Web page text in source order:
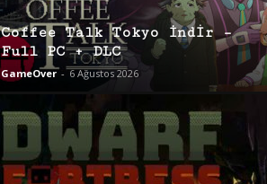
Coffee Talk Tokyo İndir –
Full PC + DLC
GameOver - 6 Ağustos 2026